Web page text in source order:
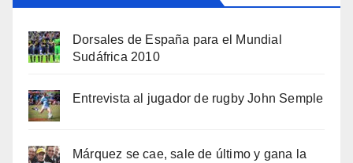
Dorsales de España para el Mundial
Sudáfrica 2010
Entrevista al jugador de rugby John Semple
Márquez se cae, sale de último y gana la